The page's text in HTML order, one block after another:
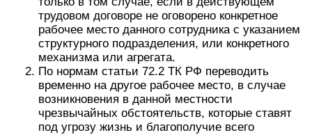
трудовом договоре не оговорено конкретное
рабочее место данного сотрудника с указанием
структурного подразделения, или конкретного
механизма или агрегата.
По нормам статьи 72.2 ТК РФ переводить
временно на другое рабочее место, в случае
возникновения в данной местности
чрезвычайных обстоятельств, которые ставят
под угрозу жизнь и благополучие всего